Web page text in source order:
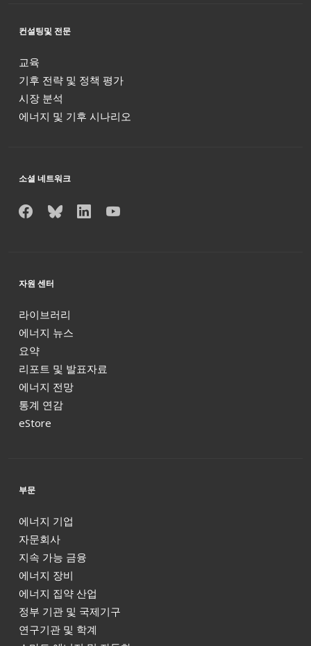
컨설팅및 전문
교육
기후 전략 및 정책 평가
시장 분석
에너지 및 기후 시나리오
소셜 네트워크
자원 센터
라이브러리
에너지 뉴스
요약
리포트 및 발표자료
에너지 전망
통계 연감
eStore
부문
에너지 기업
자문회사
지속 가능 금융
에너지 장비
에너지 집약 산업
정부 기관 및 국제기구
연구기관 및 학계